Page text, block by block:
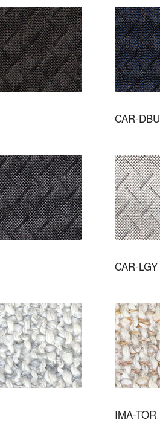
CAR-DBU
CAR-LGY
IMA-TOR